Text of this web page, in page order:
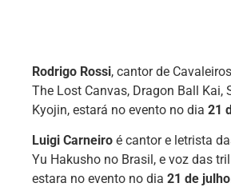
Rodrigo Rossi, cantor de
The Lost Canvas, Dragon Ball Kai,
Kyojin, estará no evento no dia 21
Luigi Carneiro é cantor e letrista
Yu Hakusho no Brasil, e voz das
estara no evento no dia 21 de